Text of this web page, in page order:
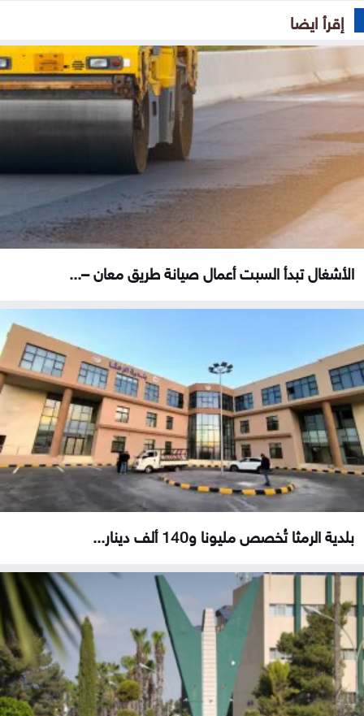
إقرأ ايضا
الأشغال تبدأ السبت أعمال صيانة طريق معان –...
بلدية الرمثا تُخصص مليونا و140 ألف دينار...